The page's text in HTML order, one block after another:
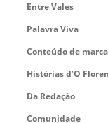
Entre Vales
Palavra Viva
Conteúdo de marca
Histórias d’O
Da Redação
Comunidade